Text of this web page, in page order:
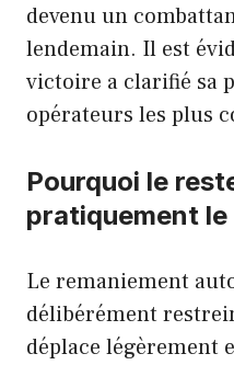
devenu un
lendemain. Il est
victoire a clarifié sa
opérateurs les plus
Pourquoi le
pratiquement le
Le remaniement
délibérément
déplace légèrement